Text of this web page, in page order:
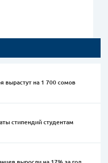
вырастут на 1 700 сомов
стипендий студентам